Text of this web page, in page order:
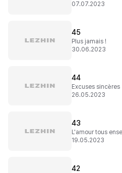
07.07.2023
45
Plus jamais !
30.06.2023
44
Excuses sincères
26.05.2023
43
19.05.2023
42